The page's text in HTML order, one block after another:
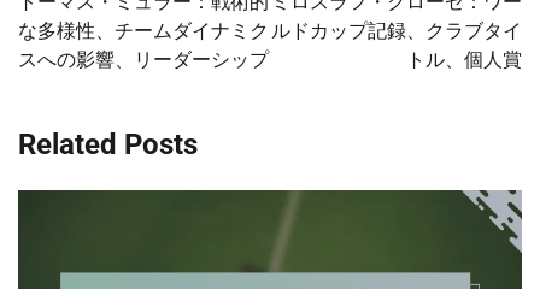
な多様性、チームダイナミク
スへの影響、リーダーシップ
ルドカップ記録、クラブタイ
トル、個人賞
Related Posts